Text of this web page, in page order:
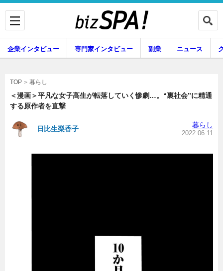
専門家インタビュー
企業インタビュー 専門家インタビュー 副業 ニュース
TOP 暮らし
＜漫画＞平凡な女子高生が転落していく惨劇…。“裏社会”に精通
する原作者を直撃
日比生梨香子 暮らし
2022.06.11